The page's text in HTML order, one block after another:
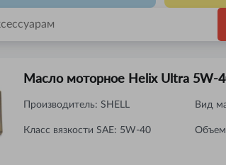
Масло моторное Helix Ultra 5W-
Производитель: SHELL Вид
Класс вязкости SAE: 5W-40 Объем